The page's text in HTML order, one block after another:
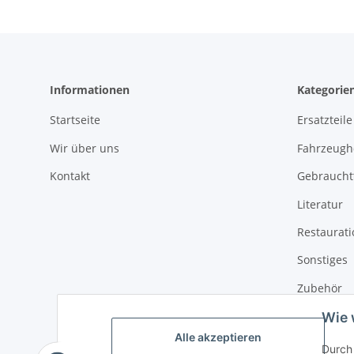
Alle akzeptieren
Wie
Informationen
Startseite
Wir über uns
Kontakt
Ersatzteile
Literatur
Sonstiges
Zubehör